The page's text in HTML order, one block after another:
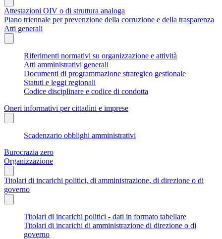
Attestazioni OIV o di struttura analoga
Piano triennale per prevenzione della corruzione e della trasparenza
Atti generali
Riferimenti normativi su organizzazione e attività
Atti amministrativi generali
Documenti di programmazione strategico gestionale
Statuti e leggi regionali
Codice disciplinare e codice di condotta
Oneri informativi per cittadini e imprese
Scadenzario obblighi amministrativi
Burocrazia zero
Organizzazione
Titolari di incarichi politici, di amministrazione, di direzione o di
governo
Titolari di incarichi politici - dati in formato tabellare
Titolari di incarichi di amministrazione di direzione o di
governo